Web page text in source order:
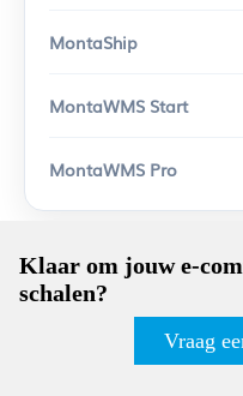
Stelling
Klaar om jouw e-
schalen?
Vraag